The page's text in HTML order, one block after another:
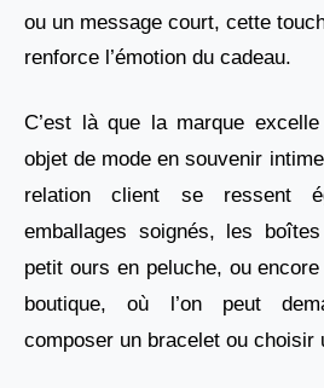
ou un message court, cette
renforce l’émotion du cadeau.
C’est là que la marque
objet de mode en souvenir
relation client se ressent
emballages soignés, les boîtes
petit ours en peluche, ou
boutique, où l’on peut
composer un bracelet ou choisir